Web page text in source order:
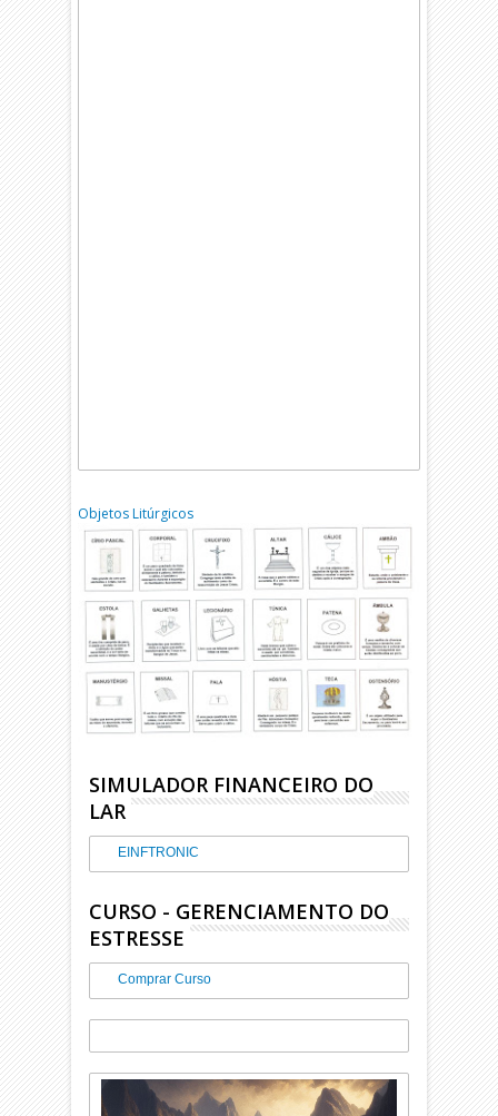
Objetos Litúrgicos
SIMULADOR FINANCEIRO DO
LAR
EINFTRONIC
CURSO - GERENCIAMENTO DO
ESTRESSE
Comprar Curso